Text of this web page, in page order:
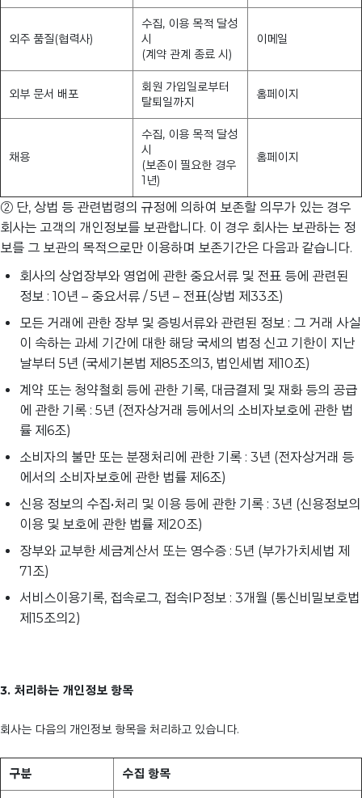
외주 품질(협력사)
수집, 이용 목적 달성
시
(계약 관계 종료 시)
이메일
외부 문서 배포
회원 가입일로부터
탈퇴일까지
홈페이지
채용
수집, 이용 목적 달성
시
(보존이 필요한 경우
1년)
홈페이지
② 단, 상법 등 관련법령의 규정에 의하여 보존할 의무가 있는 경우
회사는 고객의 개인정보를 보관합니다. 이 경우 회사는 보관하는 정
보를 그 보관의 목적으로만 이용하며 보존기간은 다음과 같습니다.
회사의 상업장부와 영업에 관한 중요서류 및 전표 등에 관련된
정보 : 10년 – 중요서류 / 5년 – 전표(상법 제33조)
모든 거래에 관한 장부 및 증빙서류와 관련된 정보 : 그 거래 사실
이 속하는 과세 기간에 대한 해당 국세의 법정 신고 기한이 지난
날부터 5년 (국세기본법 제85조의3, 법인세법 제10조)
계약 또는 청약철회 등에 관한 기록, 대금결제 및 재화 등의 공급
에 관한 기록 : 5년 (전자상거래 등에서의 소비자보호에 관한 법
률 제6조)
소비자의 불만 또는 분쟁처리에 관한 기록 : 3년 (전자상거래 등
에서의 소비자보호에 관한 법률 제6조)
신용 정보의 수집•처리 및 이용 등에 관한 기록 : 3년 (신용정보의
이용 및 보호에 관한 법률 제20조)
장부와 교부한 세금계산서 또는 영수증 : 5년 (부가가치세법 제
71조)
서비스이용기록, 접속로그, 접속IP정보 : 3개월 (통신비밀보호법
제15조의2)
3. 처리하는 개인정보 항목
회사는 다음의 개인정보 항목을 처리하고 있습니다.
구분 수집 항목